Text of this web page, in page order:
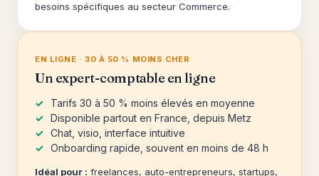
besoins spécifiques au secteur Commerce.
EN LIGNE · 30 À 50 % MOINS CHER
Un expert-comptable en ligne
Tarifs 30 à 50 % moins élevés en moyenne
Disponible partout en France, depuis Metz
Chat, visio, interface intuitive
Onboarding rapide, souvent en moins de 48 h
Idéal pour : freelances, auto-entrepreneurs, startups,